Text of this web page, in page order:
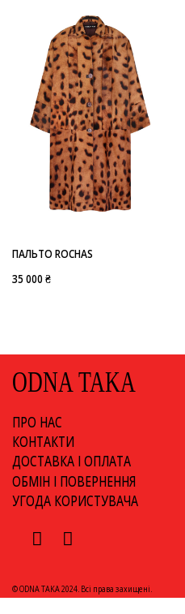
ПАЛЬТО ROCHAS
35 000 ₴
ODNA TAKA
ПРО НАС
КОНТАКТИ
ДОСТАВКА І ОПЛАТА
ОБМІН І ПОВЕРНЕННЯ
УГОДА КОРИСТУВАЧА
© ODNA TAKA 2024. Всі права захищені.